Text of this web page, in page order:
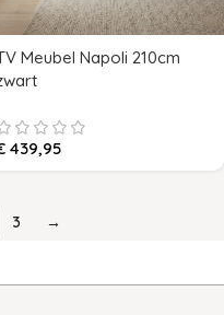
Meubel Napoli 210cm
439,95
3 →